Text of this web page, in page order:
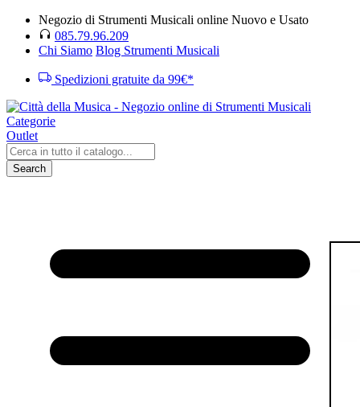
Negozio di Strumenti Musicali online Nuovo e Usato
085.79.96.209
Chi Siamo Blog Strumenti Musicali
Spedizioni gratuite da 99€*
Categorie
Outlet
Search